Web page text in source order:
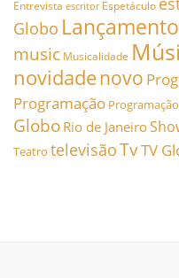
Entrevista escritor Espetáculo
Globo Lançamento
music Musicalidade
novidadenovo
Programação
Globo Rio de Janeiro
Teatro televisãoTvTV